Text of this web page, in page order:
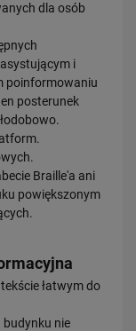
dla osób
i
poinformowaniu
posterunek
Braille'a ani
powiększonym
łatwym do
budynku nie